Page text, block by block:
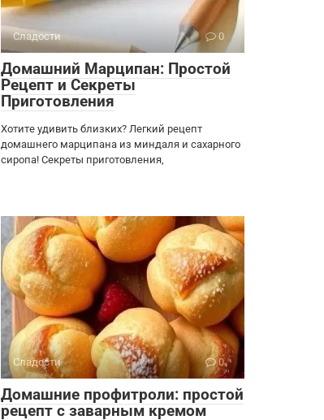
Сладости 0
Домашний Марципан: Простой
Рецепт и Секреты
Приготовления
Хотите удивить близких? Легкий рецепт
домашнего марципана из миндаля и сахарного
сиропа! Секреты приготовления,
Сладости 0
Домашние профитроли: простой
рецепт с заварным кремом